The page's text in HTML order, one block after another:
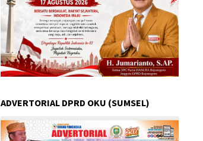
ADVERTORIAL DPRD OKU (SUMSEL)